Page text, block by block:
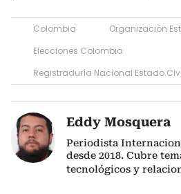
Colombia
Organización
Elecciones Colombia
Registraduría Nacional Estado
Eddy Mosquera
Periodista
desde 2018. Cubre
tecnológicos y